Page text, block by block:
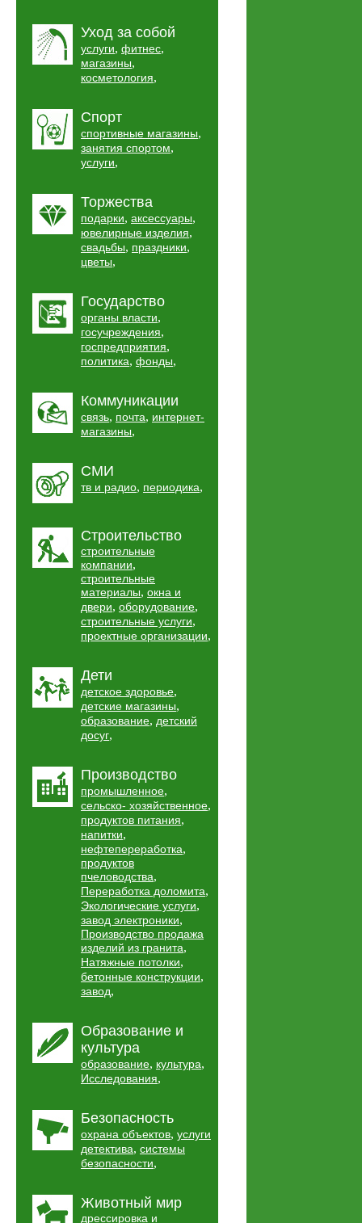
Уход за собой
услуги, фитнес,
магазины,
косметология,
Спорт
спортивные магазины,
занятия спортом,
услуги,
Торжества
подарки, аксессуары,
ювелирные изделия,
свадьбы, праздники,
цветы,
Государство
органы власти,
госучреждения,
госпредприятия,
политика, фонды,
Коммуникации
связь, почта, интернет-
магазины,
СМИ
тв и радио, периодика,
Строительство
строительные
компании,
строительные
материалы, окна и
двери, оборудование,
строительные услуги,
проектные организации,
Дети
детское здоровье,
детские магазины,
образование, детский
досуг,
Производство
промышленное,
сельско- хозяйственное,
продуктов питания,
напитки,
нефтепереработка,
продуктов
пчеловодства,
Переработка доломита,
Экологические услуги,
завод электроники,
Производство продажа
изделий из гранита,
Натяжные потолки,
бетонные конструкции,
завод,
Образование и
культура
образование, культура,
Исследования,
Безопасность
охрана объектов, услуги
детектива, системы
безопасности,
Животный мир
дрессировка и